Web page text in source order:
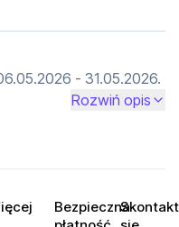
- 31.05.2026.
gogli Meta
Rozwiń opis
Bezpieczna